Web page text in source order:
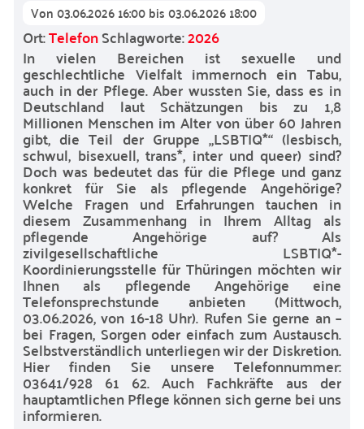
Von03.06.2026 16:00bis03.06.2026 18:00
Ort:TelefonSchlagworte:2026
In vielen Bereichen ist sexuelle und
geschlechtliche Vielfalt immernoch ein Tabu,
auch in der Pflege. Aber wussten Sie, dass es in
Deutschland laut Schätzungen bis zu 1,8
Millionen Menschen im Alter von über 60 Jahren
gibt, die Teil der Gruppe „LSBTIQ*“ (lesbisch,
schwul, bisexuell, trans*, inter und queer) sind?
Doch was bedeutet das für die Pflege und ganz
konkret für Sie als pflegende Angehörige?
Welche Fragen und Erfahrungen tauchen in
diesem Zusammenhang in Ihrem Alltag als
pflegende Angehörige auf? Als
zivilgesellschaftliche LSBTIQ*-
Koordinierungsstelle für Thüringen möchten wir
Ihnen als pflegende Angehörige eine
Telefonsprechstunde anbieten (Mittwoch,
03.06.2026, von 16-18 Uhr). Rufen Sie gerne an –
bei Fragen, Sorgen oder einfach zum Austausch.
Selbstverständlich unterliegen wir der Diskretion.
Hier finden Sie unsere Telefonnummer:
03641/928 61 62. Auch Fachkräfte aus der
hauptamtlichen Pflege können sich gerne bei uns
informieren.